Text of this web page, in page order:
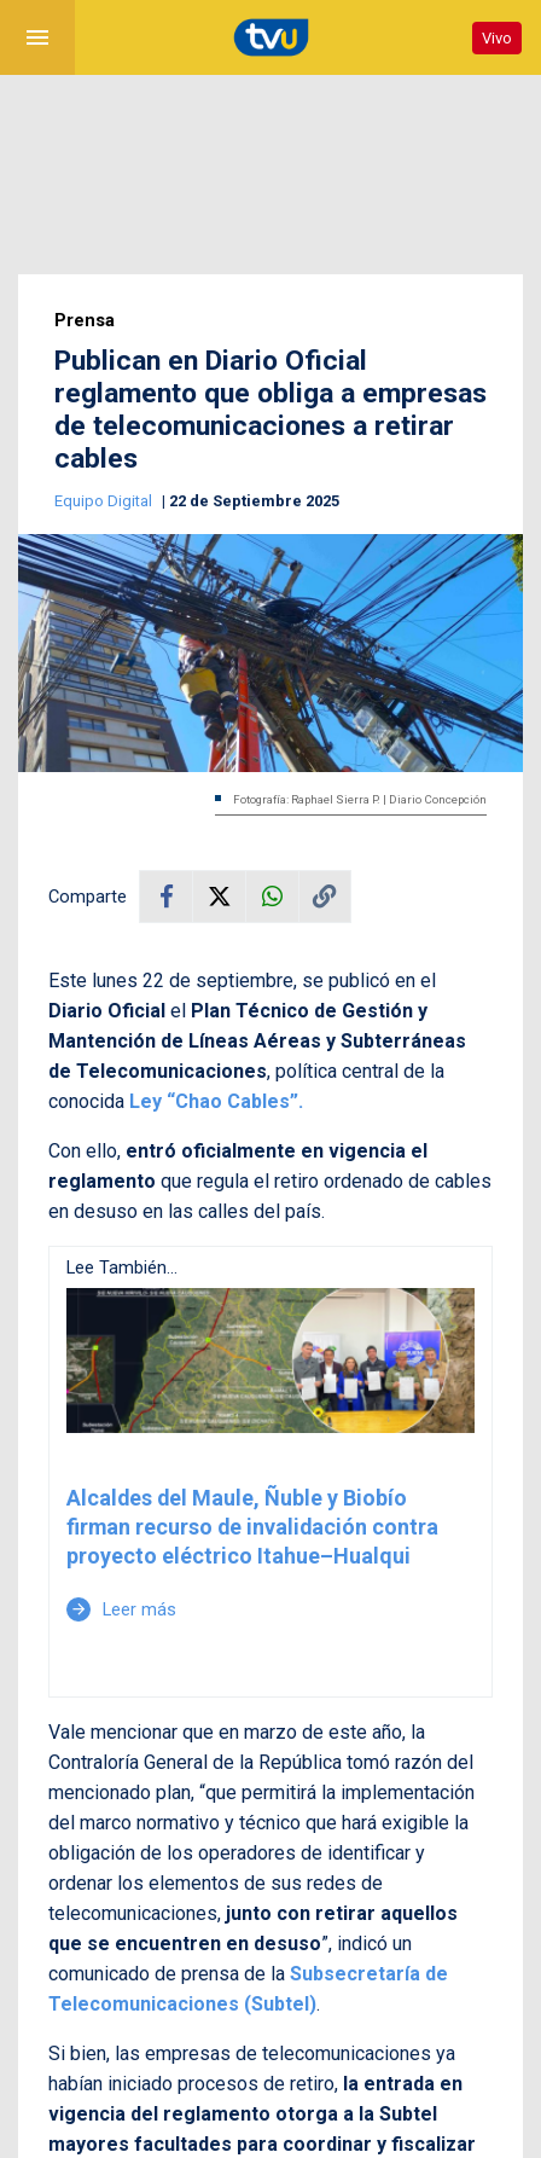
menu Vivo
Prensa
Publican en Diario Oficial
reglamento que obliga a empresas
de telecomunicaciones a retirar
cables
Equipo Digital 22 de Septiembre 2025
Fotografía: Raphael Sierra P. | Diario Concepción
Comparte
Este lunes 22 de septiembre, se publicó en el
Diario Oficial el Plan Técnico de Gestión y
Mantención de Líneas Aéreas y Subterráneas
de Telecomunicaciones, política central de la
conocida Ley “Chao Cables”.
Con ello, entró oficialmente en vigencia el
reglamento que regula el retiro ordenado de cables
en desuso en las calles del país.
Lee También...
Alcaldes del Maule, Ñuble y Biobío
firman recurso de invalidación contra
proyecto eléctrico Itahue–Hualqui
arrow_forward Leer más
Vale mencionar que en marzo de este año, la
Contraloría General de la República tomó razón del
mencionado plan, “que permitirá la implementación
del marco normativo y técnico que hará exigible la
obligación de los operadores de identificar y
ordenar los elementos de sus redes de
telecomunicaciones, junto con retirar aquellos
que se encuentren en desuso”, indicó un
comunicado de prensa de la Subsecretaría de
Telecomunicaciones (Subtel).
Si bien, las empresas de telecomunicaciones ya
habían iniciado procesos de retiro, la entrada en
vigencia del reglamento otorga a la Subtel
mayores facultades para coordinar y fiscalizar